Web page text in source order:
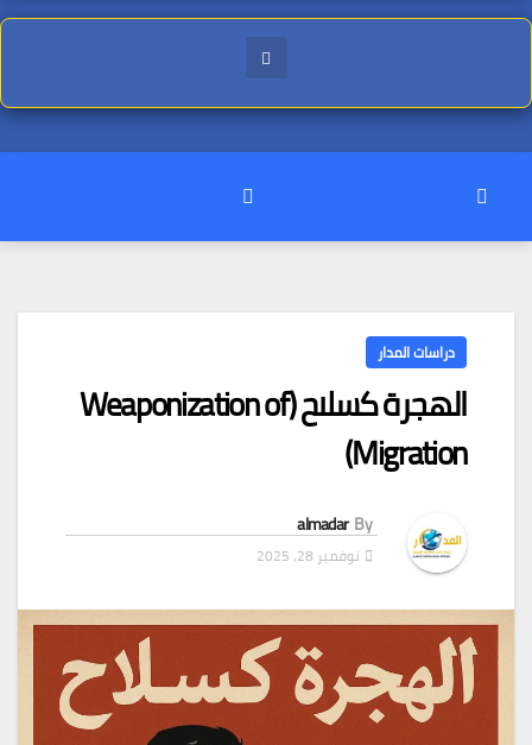
دراسات المدار
الهجرة كسلاح (Weaponization of
Migration)
By
almadar
نوفمبر 28, 2025